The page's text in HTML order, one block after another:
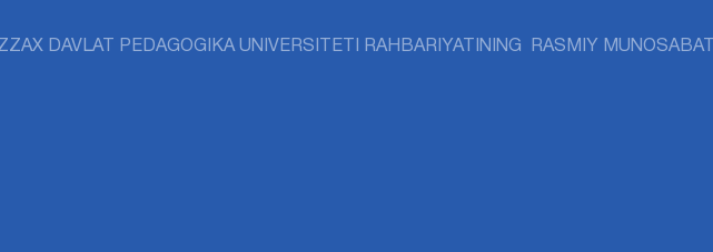
DAVLAT PEDAGOGIKA UNIVERSITETI RAHBARIYATINING RASMIY MUNOSABATI